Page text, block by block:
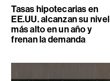
Tasas hipotecarias en
EE.UU. alcanzan su nivel
más alto en un año y
frenan la demanda